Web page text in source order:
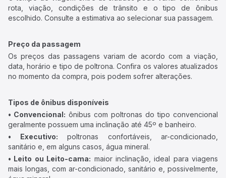
rota, viação, condições de trânsito e o tipo de ônibus
escolhido. Consulte a estimativa ao selecionar sua passagem.
Preço da passagem
Os preços das passagens variam de acordo com a viação,
data, horário e tipo de poltrona. Confira os valores atualizados
no momento da compra, pois podem sofrer alterações.
Tipos de ônibus disponíveis
• Convencional: ônibus com poltronas do tipo convencional
geralmente possuem uma inclinação até 45º e banheiro.
• Executivo: poltronas confortáveis, ar-condicionado,
sanitário e, em alguns casos, água mineral.
• Leito ou Leito-cama: maior inclinação, ideal para viagens
mais longas, com ar-condicionado, sanitário e, possivelmente,